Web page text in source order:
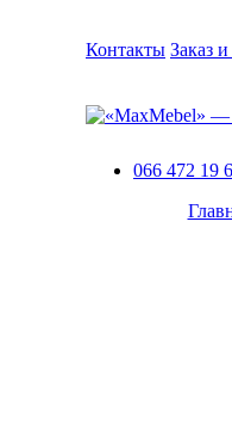
Контакты Заказ
066 472 19